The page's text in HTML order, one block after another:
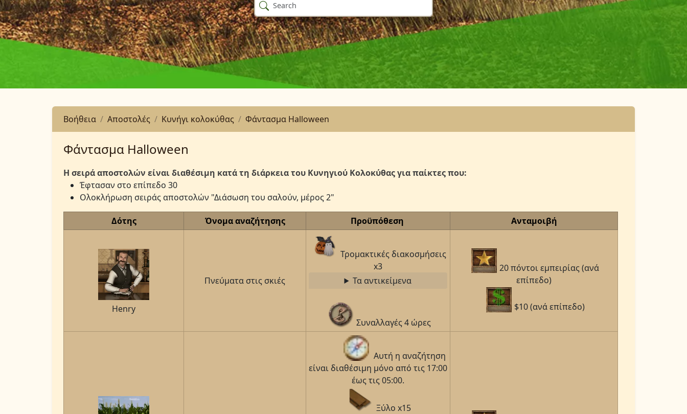
Βοήθεια Αποστολές Κυνήγι κολοκύθας Φάντασμα Halloween
Φάντασμα Halloween
Η σειρά αποστολών είναι διαθέσιμη κατά τη διάρκεια του Κυνηγιού Κολοκύθας για παίκτες που:
Έφτασαν στο επίπεδο 30
Ολοκλήρωση σειράς αποστολών "Διάσωση του σαλούν, μέρος 2"
Δότης Όνομα αναζήτησης Προϋπόθεση Ανταμοιβή
Henry
Πνεύματα στις σκιές
Τρομακτικές διακοσμήσεις
x3
Τα αντικείμενα
Συναλλαγές 4 ώρες
20 πόντοι εμπειρίας (ανά
επίπεδο)
$10 (ανά επίπεδο)
Αυτή η αναζήτηση
είναι διαθέσιμη μόνο από τις 17:00
έως τις 05:00.
Ξύλο x15